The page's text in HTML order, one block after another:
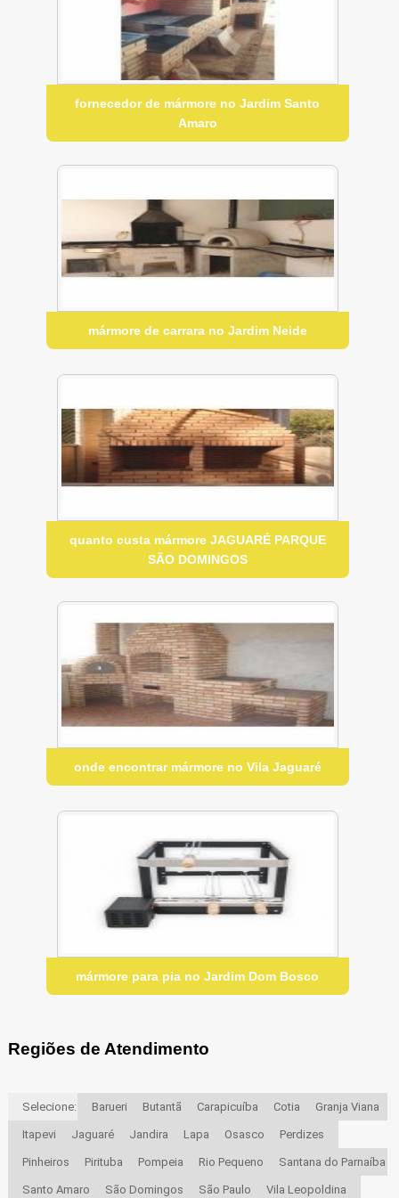
fornecedor de mármore no Jardim Santo
Amaro
mármore de carrara no Jardim Neide
quanto custa mármore JAGUARÉ PARQUE
SÃO DOMINGOS
onde encontrar mármore no Vila Jaguaré
mármore para pia no Jardim Dom Bosco
Regiões de Atendimento
Selecione: Barueri Butantã Carapicuíba Cotia Granja Viana
Itapevi Jaguaré Jandira Lapa Osasco Perdizes
Pinheiros Pirituba Pompeia Rio Pequeno Santana do Parnaíba
Santo Amaro São Domingos São Paulo Vila Leopoldina